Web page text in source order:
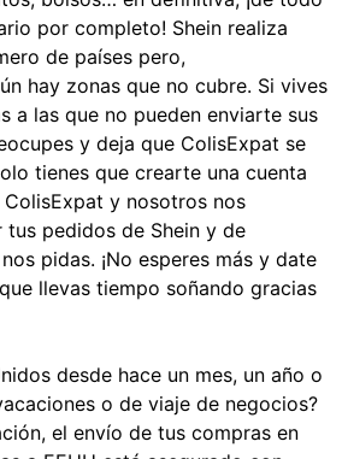
por completo! Shein realiza
de países pero,
hay zonas que no cubre. Si vives
a las que no pueden enviarte sus
y deja que ColisExpat se
tienes que crearte una cuenta
y nosotros nos
pedidos de Shein y de
pidas. ¡No esperes más y date
llevas tiempo soñando gracias
desde hace un mes, un año o
o de viaje de negocios?
el envío de tus compras en